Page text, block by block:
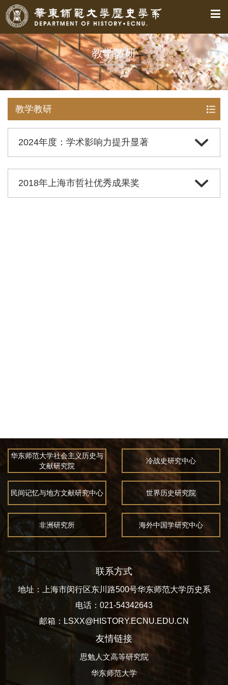
教学教研
教学教研
2024年度：学术影响力提升显著
2018年上海市哲社优秀成果奖
华东师范大学社会主义历史与
文献研究院
冷战史研究中心
民间记忆与地方文献研究中心 世界历史研究院
非洲研究所 海外中国学研究中心
联系方式
地址：上海市闵行区东川路500号华东师范大学历史系
电话：021-54342643
邮箱：LSXX@HISTORY.ECNU.EDU.CN
友情链接
思勉人文高等研究院
华东师范大学